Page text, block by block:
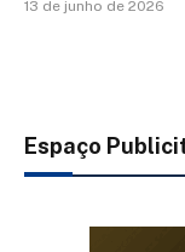
13 de junho de 2026
Espaço